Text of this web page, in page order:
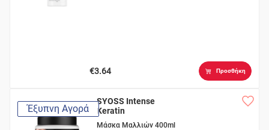
€3.64 Προσθήκη
Έξυπνη Αγορά
SYOSS Intense
Keratin
Μάσκα Μαλλιών 400ml